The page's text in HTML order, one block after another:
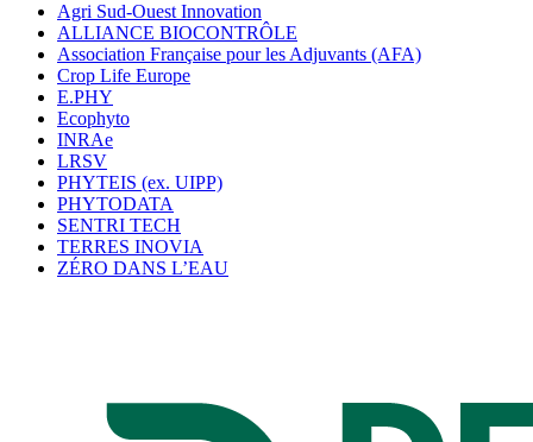
Agri Sud-Ouest Innovation
ALLIANCE BIOCONTRÔLE
Association Française pour les Adjuvants (AFA)
Crop Life Europe
E.PHY
Ecophyto
INRAe
LRSV
PHYTEIS (ex. UIPP)
PHYTODATA
SENTRI TECH
TERRES INOVIA
ZÉRO DANS L’EAU